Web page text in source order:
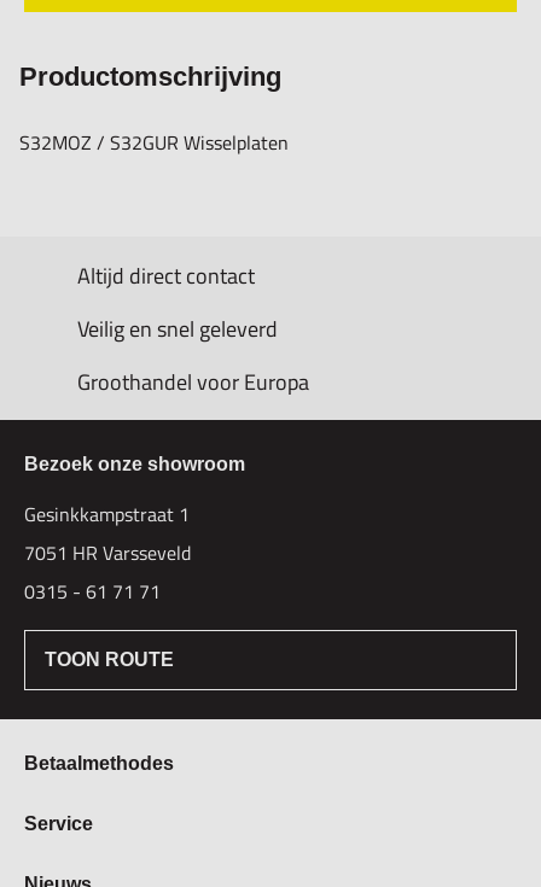
Productomschrijving
S32MOZ / S32GUR Wisselplaten
Altijd direct contact
Veilig en snel geleverd
Groothandel voor Europa
Bezoek onze showroom
Gesinkkampstraat 1
7051 HR Varsseveld
0315 - 61 71 71
TOON ROUTE
Betaalmethodes
Bestellen & Betalen
Service
Over Hogetex